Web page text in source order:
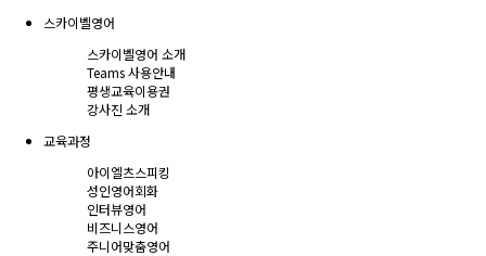
스카이벨영어
스카이벨영어 소개
Teams 사용안내
평생교육이용권
강사진 소개
교육과정
아이엘츠스피킹
성인영어회화
인터뷰영어
비즈니스영어
주니어맞춤영어